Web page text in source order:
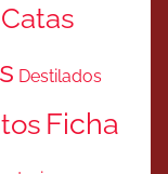
Catas
Destilados
Ficha